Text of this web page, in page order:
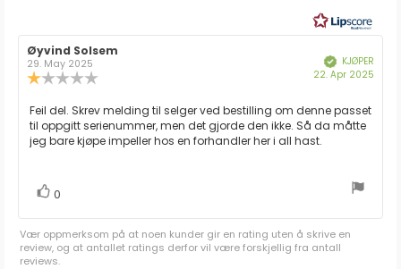
5
mulige
Forfatter:
Øyvind Solsem
29. May 2025
av
5
mulige
Verifisert
KJØPER
22. Apr 2025
Omtaletekst:
Feil del. Skrev melding til selger ved bestilling om denne passet
til oppgitt serienummer, men det gjorde den ikke. Så da måtte
jeg bare kjøpe impeller hos en forhandler her i all hast.
Liker
0
Vær oppmerksom på at noen kunder gir en rating uten å skrive en
review, og at antallet ratings derfor vil være forskjellig fra antall
reviews.